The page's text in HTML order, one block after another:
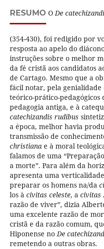
RESUMO ODe
(354-430), foi redigido por
resposta ao apelo do
instruções sobre o melhor
da fé cristã aos candidatos
de Cartago. Mesmo que a
fácil notar, pela genialidade
teórico-prático-pedagógicos
pedagogia antiga, e à
catechizandis rudibus
a época, melhor havia
transmissão de
christianae à moral
falamos de uma
a morte”. Para além da
apresenta uma
preparar os homens na/da
los à civitas celeste, acivitas
razão de viver”, dizia
uma excelente razão de
cristã e da razão comum,
Hiponense noDe
remetendo a outras obras.